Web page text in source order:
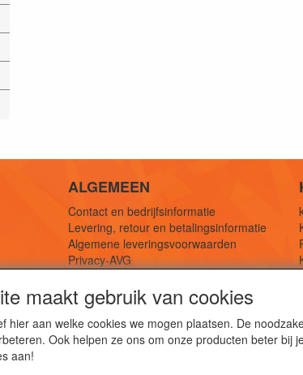
ALGEMEEN
Contact en bedrijfsinformatie
Levering, retour en betalingsinformatie
Algemene leveringsvoorwaarden
Privacy-AVG
De webshop voor kunststof
maakt gebruik van cookies
hier aan welke cookies we mogen plaatsen. De
Ook helpen ze ons om onze producten beter
aan!